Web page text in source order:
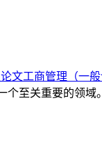
文工商管理（一般
个至关重要的领